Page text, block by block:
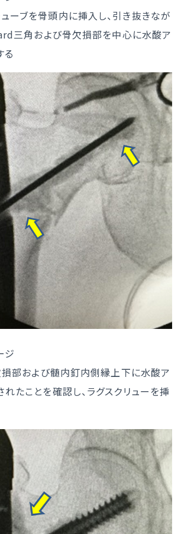
ーブを骨頭内に挿入し、引き抜きなが
三角および骨欠損部を中心に水酸ア
る
ジ
部および髄内釘内側縁上下に水酸ア
れたことを確認し、ラグスクリューを挿